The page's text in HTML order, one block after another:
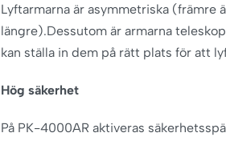
Lyftarmarna är asymmetriska (främre
längre).Dessutom är armarna
kan ställa in dem på rätt plats för att
Hög säkerhet
På PK-4000AR aktiveras